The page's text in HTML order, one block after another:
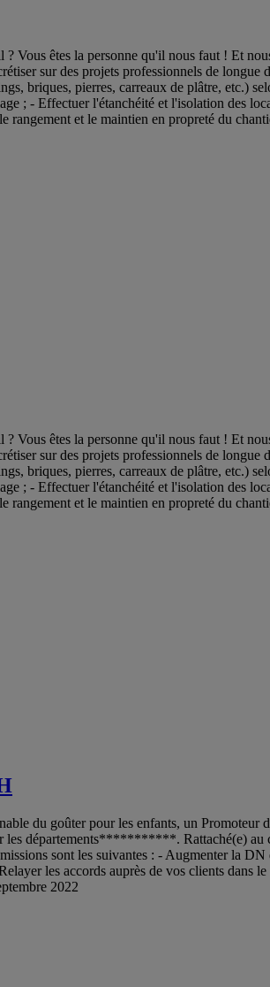
Vous êtes la personne qu'il nous faut ! Et
sur des projets professionnels de
briques, pierres, carreaux de plâtre, etc.)
; - Effectuer l'étanchéité et l'isolation des
rangement et le maintien en propreté du
Vous êtes la personne qu'il nous faut ! Et
sur des projets professionnels de
briques, pierres, carreaux de plâtre, etc.)
; - Effectuer l'étanchéité et l'isolation des
rangement et le maintien en propreté du
du goûter pour les enfants, un
Rattaché(e) au
sont les suivantes : - Augmenter la
les accords auprès de vos clients
2022